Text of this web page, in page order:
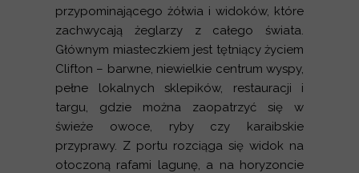
przypominającego żółwia i widoków, które
zachwycają żeglarzy z całego świata.
Głównym miasteczkiem jest tętniący życiem
Clifton – barwne, niewielkie centrum wyspy,
pełne lokalnych sklepików, restauracji i
targu, gdzie można zaopatrzyć się w
świeże owoce, ryby czy karaibskie
przyprawy. Z portu rozciąga się widok na
otoczoną rafami lagunę, a na horyzoncie